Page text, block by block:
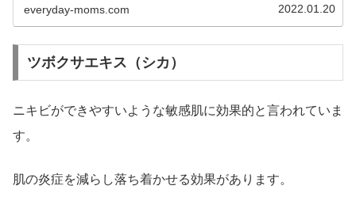
ml)のレビューです！
everyday-moms.com 2022.01.20
ツボクサエキス（シカ）
ニキビができやすいような敏感肌に効果的と言われていま
す。
肌の炎症を減らし落ち着かせる効果があります。